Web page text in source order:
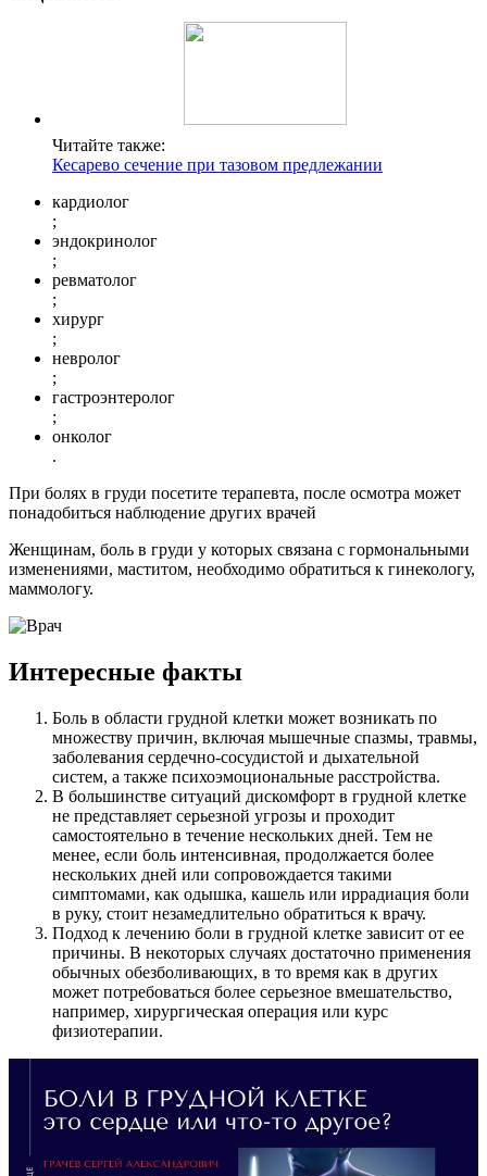
Читайте также:
Кесарево сечение при тазовом предлежании
кардиолог
;
эндокринолог
;
ревматолог
;
хирург
;
невролог
;
гастроэнтеролог
;
онколог
.
При болях в груди посетите терапевта, после осмотра может
понадобиться наблюдение других врачей
Женщинам, боль в груди у которых связана с гормональными
изменениями, маститом, необходимо обратиться к гинекологу,
маммологу.
Интересные факты
Боль в области грудной клетки может возникать по
множеству причин, включая мышечные спазмы, травмы,
заболевания сердечно-сосудистой и дыхательной
систем, а также психоэмоциональные расстройства.
В большинстве ситуаций дискомфорт в грудной клетке
не представляет серьезной угрозы и проходит
самостоятельно в течение нескольких дней. Тем не
менее, если боль интенсивная, продолжается более
нескольких дней или сопровождается такими
симптомами, как одышка, кашель или иррадиация боли
в руку, стоит незамедлительно обратиться к врачу.
Подход к лечению боли в грудной клетке зависит от ее
причины. В некоторых случаях достаточно применения
обычных обезболивающих, в то время как в других
может потребоваться более серьезное вмешательство,
например, хирургическая операция или курс
физиотерапии.